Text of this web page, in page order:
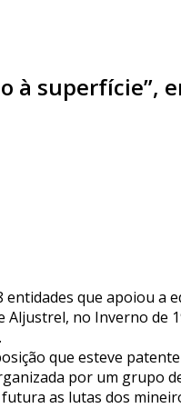
à superfície”,
entidades que apoiou a
Aljustrel, no Inverno de
que esteve
por um grupo
as lutas dos